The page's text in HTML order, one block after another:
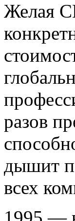
Желая
разов
дышит
всех